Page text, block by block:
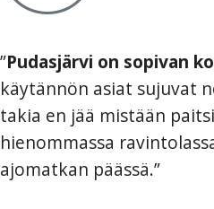
”Pudasjärvi on sopivan
käytännön asiat sujuvat
takia en jää mistään
hienommassa
ajomatkan päässä.”